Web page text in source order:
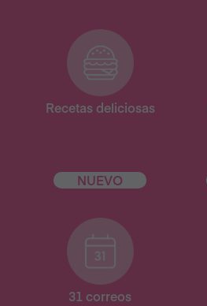
Recetas deliciosas
NUEVO
31 correos